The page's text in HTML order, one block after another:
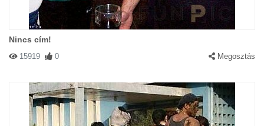
Nincs cím!
15919 0 Megosztás